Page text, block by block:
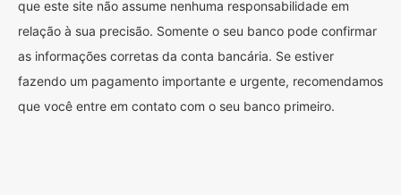
que este site não assume nenhuma responsabilidade em
relação à sua precisão. Somente o seu banco pode confirmar
as informações corretas da conta bancária. Se estiver
fazendo um pagamento importante e urgente, recomendamos
que você entre em contato com o seu banco primeiro.